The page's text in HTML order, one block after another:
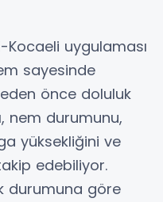
Kocaeli uygulaması
sayesinde
önce doluluk
nem durumunu,
yüksekliğini ve
edebiliyor.
durumuna göre